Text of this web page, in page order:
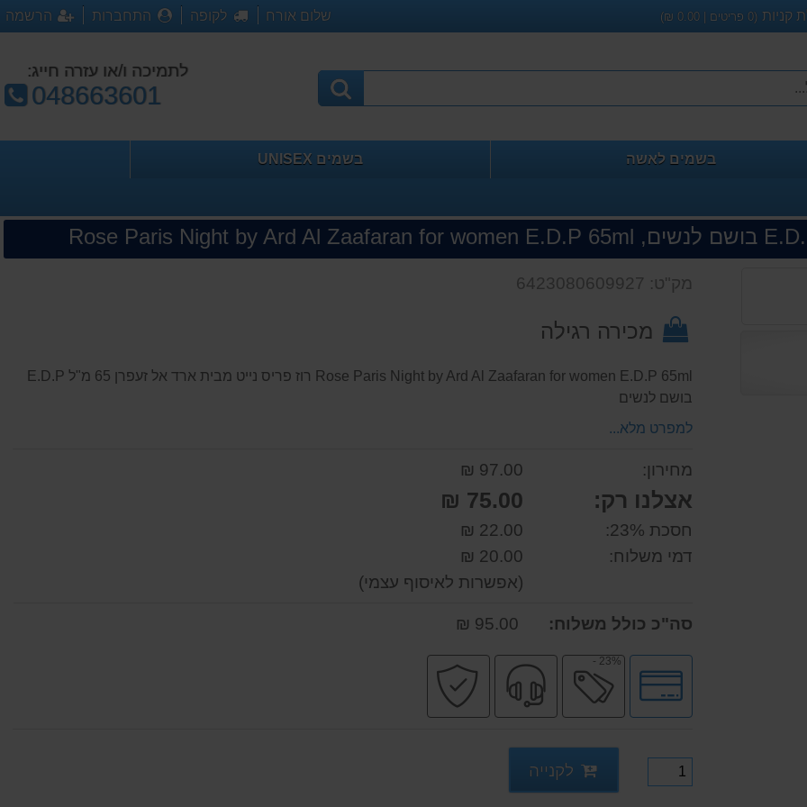
קניות (
0 פריטים | 0.00
₪) שלום אורח לקופה התחברות הרשמה
לתמיכה ו/או עזרה חייג:
טלפון:
048663601
בשמים לאשה בשמים UNISEX
מק"ט: 6423080609927
מכירה רגילה
Rose Paris Night by Ard Al Zaafaran for women E.D.P 65ml רוז פריס נייט מבית ארד אל זעפרן 65 מ"ל E.D.P
בושם לנשים
למפרט מלא...
מחירון: 97.00 ₪
אצלנו רק: 75.00 ₪
חסכת 23%:
22.00 ₪
דמי משלוח:
20.00 ₪
(אפשרות לאיסוף עצמי)
סה"כ כולל משלוח:
לחץ
לאפשרויות
תשלומים
23% - מבצע
שירות
מקצועי
לקנייה